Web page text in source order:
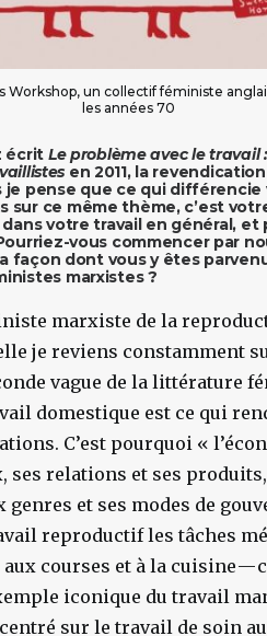
Workshop, un collectif féministe
les années 70
écrit Le problème avec le travail
en 2011, la
je pense que ce qui
sur ce même thème, c’est
votre travail en général,
vous commencer par
façon dont vous y êtes
marxistes ?
marxiste de la
je reviens constamment
vague de la littérature
domestique est ce qui
C’est pourquoi «
ses relations et ses
genres et ses modes de
reproductif les tâches
courses et à la cuisine —
iconique du travail
sur le travail de soin